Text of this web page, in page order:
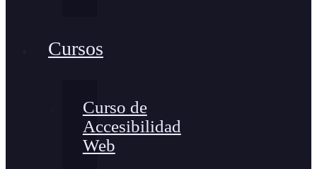
Cursos
Curso de
Accesibilidad
Web